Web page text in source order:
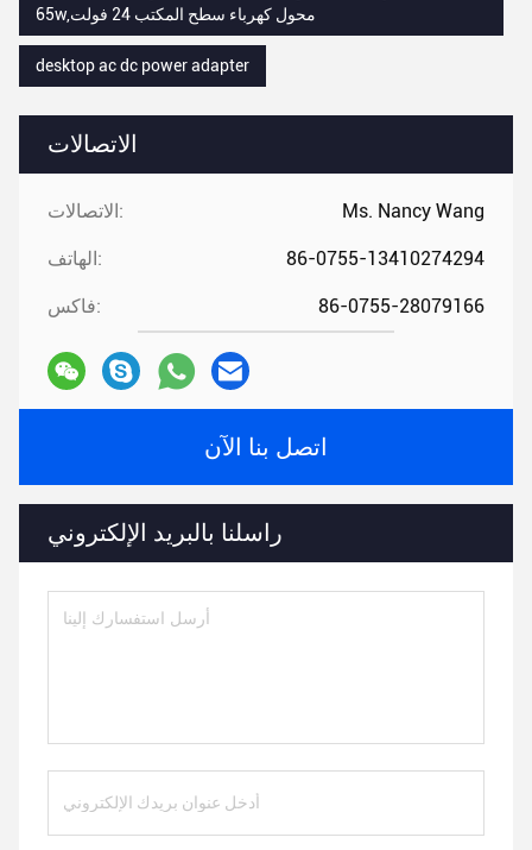
الاتصالات
الاتصالات: Ms. Nancy Wang
الهاتف: 86-0755-13410274294
فاكس: 86-0755-28079166
اتصل بنا الآن
راسلنا بالبريد الإلكتروني
65w,محول كهرباء سطح المكتب 24 فولت
desktop ac dc power adapter